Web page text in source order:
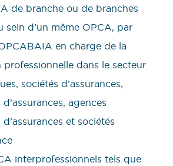
de branche ou de branches
sein d’un même OPCA, par
en charge de la
dans le secteur
sociétés d’assurances,
agences
d’assurances et sociétés
interprofessionnels tels que